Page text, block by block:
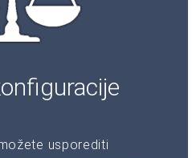
usporediti